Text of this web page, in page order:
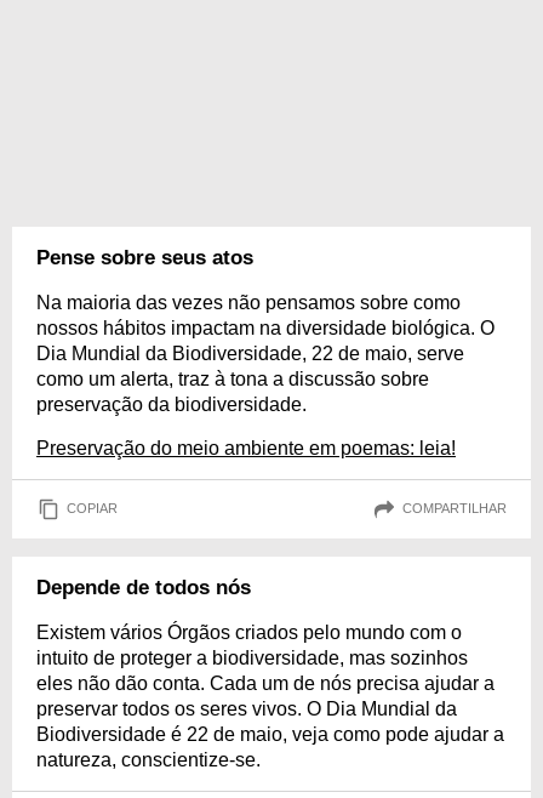
Pense sobre seus atos
Na maioria das vezes não pensamos sobre como
nossos hábitos impactam na diversidade biológica. O
Dia Mundial da Biodiversidade, 22 de maio, serve
como um alerta, traz à tona a discussão sobre
preservação da biodiversidade.
Preservação do meio ambiente em poemas: leia!
COPIAR COMPARTILHAR
Depende de todos nós
Existem vários Órgãos criados pelo mundo com o
intuito de proteger a biodiversidade, mas sozinhos
eles não dão conta. Cada um de nós precisa ajudar a
preservar todos os seres vivos. O Dia Mundial da
Biodiversidade é 22 de maio, veja como pode ajudar a
natureza, conscientize-se.